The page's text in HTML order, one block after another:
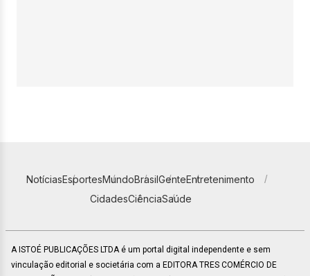
NotíciasEsportesMundoBrasilGenteEntretenimento
CidadesCiênciaSaúde
A ISTOÉ PUBLICAÇÕES LTDA é um portal digital independente e sem
vinculação editorial e societária com a EDITORA TRES COMÉRCIO DE